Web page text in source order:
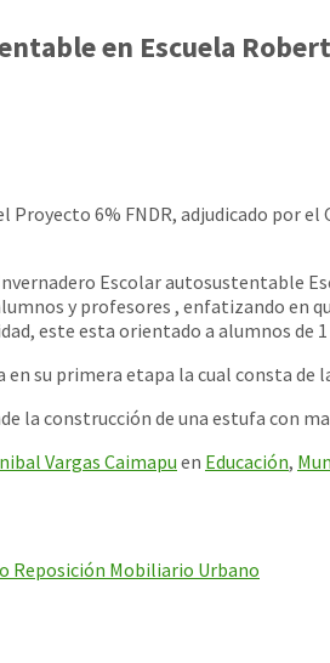
en Escuela
Proyecto 6% FNDR, adjudicado por
Escolar autosustentable
y profesores , enfatizando en
este esta orientado a alumnos de
en su primera etapa la cual consta de
la construcción de una estufa con
Vargas Caimapu en Educación,
Reposición Mobiliario Urbano